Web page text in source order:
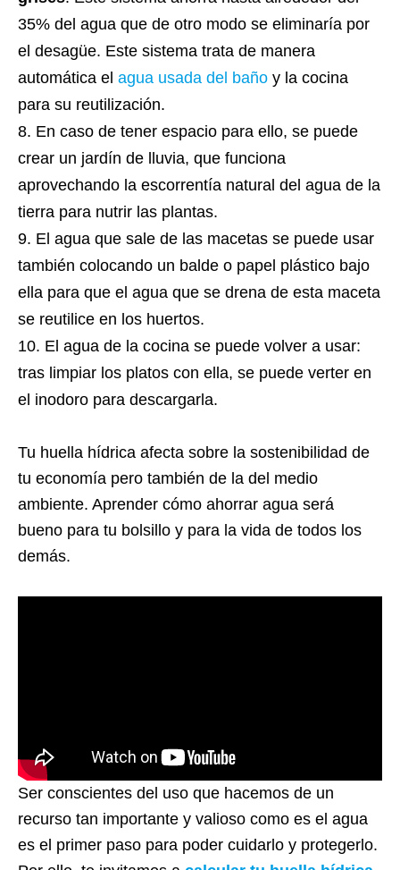
35% del agua que de otro modo se eliminaría por
el desagüe. Este sistema trata de manera
automática el agua usada del baño y la cocina
para su reutilización.
En caso de tener espacio para ello, se puede
crear un jardín de lluvia, que funciona
aprovechando la escorrentía natural del agua de la
tierra para nutrir las plantas.
El agua que sale de las macetas se puede usar
también colocando un balde o papel plástico bajo
ella para que el agua que se drena de esta maceta
se reutilice en los huertos.
El agua de la cocina se puede volver a usar:
tras limpiar los platos con ella, se puede verter en
el inodoro para descargarla.
Tu huella hídrica afecta sobre la sostenibilidad de
tu economía pero también de la del medio
ambiente. Aprender cómo ahorrar agua será
bueno para tu bolsillo y para la vida de todos los
demás.
Ser conscientes del uso que hacemos de un
recurso tan importante y valioso como es el agua
es el primer paso para poder cuidarlo y protegerlo.